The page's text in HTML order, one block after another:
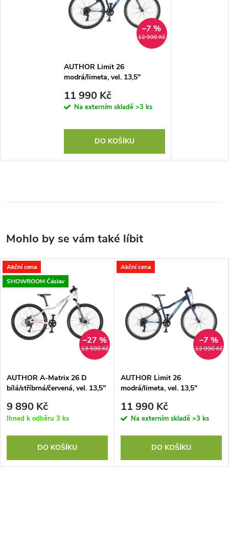
12 990 Kč
–7 %
AUTHOR Limit 26
modrá/limeta, vel. 13,5"
11 990 Kč
Na externím skladě >3 ks
DO KOŠÍKU
Akční cena
SHOWROOM Čáslav
13 590 Kč
–27 %
AUTHOR A-Matrix 26 D
bílá/stříbrná/červená, vel. 13,5"
9 890 Kč
Ihned k odběru 3 ks
DO KOŠÍKU
Akční cena
12 990 Kč
–7 %
AUTHOR Limit 26
modrá/limeta, vel. 13,5"
11 990 Kč
Na externím skladě >3 ks
DO KOŠÍKU